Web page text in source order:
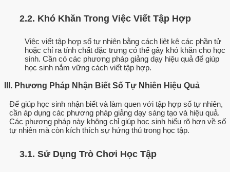
2.2. Khó Khăn Trong Việc Viết Tập Hợp
Việc viết tập hợp số tự nhiên bằng cách liệt kê các phần tử
hoặc chỉ ra tính chất đặc trưng có thể gây khó khăn cho học
sinh. Cần có các phương pháp giảng dạy hiệu quả để giúp
học sinh nắm vững cách viết tập hợp.
III. Phương Pháp Nhận Biết Số Tự Nhiên Hiệu Quả
Để giúp học sinh nhận biết và làm quen với tập hợp số tự nhiên,
cần áp dụng các phương pháp giảng dạy sáng tạo và hiệu quả.
Các phương pháp này không chỉ giúp học sinh hiểu rõ hơn về số
tự nhiên mà còn kích thích sự hứng thú trong học tập.
3.1. Sử Dụng Trò Chơi Học Tập